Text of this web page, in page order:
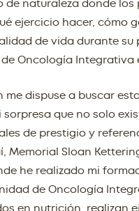
de naturaleza donde
ejercicio hacer, cómo
de vida durante su
Oncología Integrativa
me dispuse a buscar
sorpresa que no solo
de prestigio y
Memorial Sloan
he realizado mi
de Oncología
en nutrición, realizan